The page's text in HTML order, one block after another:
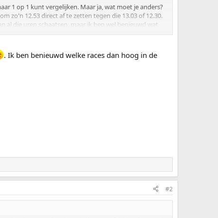
1 op 1 kunt vergelijken. Maar ja, wat moet je anders?
zo'n 12.53 direct af te zetten tegen die 13.03 of 12.30.
al die uren schaatsen, maar ik ben wel benieuwd wat
de mannen als de vrouwen. En om ergens tot een
beter materiaal en progressie in ijsbereiding?
goed ook, want ergens schuilt er juist een soort
strikken. Romme zal er ongetwijfeld hartelijk om
. Ik ben benieuwd welke races dan hoog in de
#2